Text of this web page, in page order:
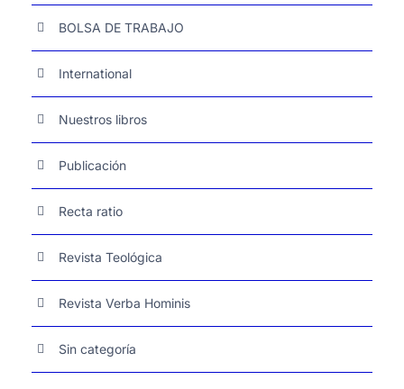
BOLSA DE TRABAJO
International
Nuestros libros
Publicación
Recta ratio
Revista Teológica
Revista Verba Hominis
Sin categoría